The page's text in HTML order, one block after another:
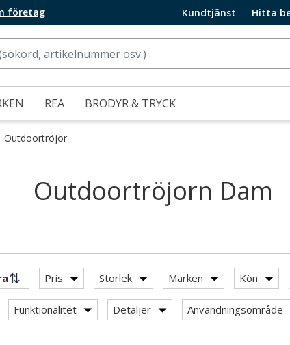
företag Kundtjänst Hitta
REA BRODYR & TRYCK
Outdoortröjor
Outdoortröjorn Dam
Serveringskläder
Pris Storlek Märken Kön
Funktionalitet Detaljer Användningsområde